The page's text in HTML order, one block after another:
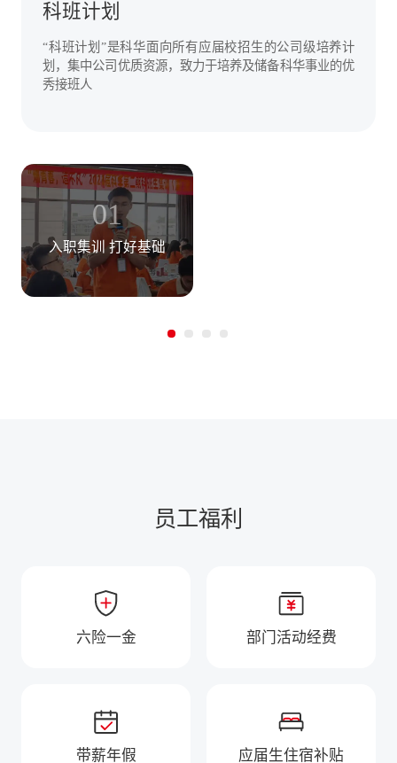
科班计划
“科班计划”是科华面向所有应届校招生的公司级培养计
划，集中公司优质资源，致力于培养及储备科华事业的优
秀接班人
01
入职集训 打好基础
员工福利
六险一金
带薪年假
部门活动经费
应届生住宿补贴